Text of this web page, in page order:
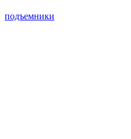
подъемники